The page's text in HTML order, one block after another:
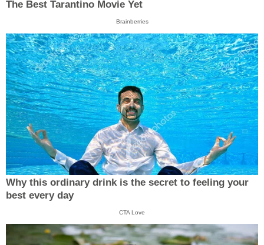
The Best Tarantino Movie Yet
Brainberries
Why this ordinary drink is the secret to feeling your
best every day
CTA Love